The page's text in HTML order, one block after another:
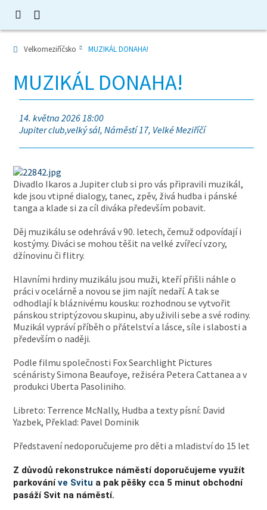
Velkomeziříčsko MUZIKÁL DONAHA!
MUZIKÁL DONAHA!
14. května 2026 18:00
Jupiter club,velký sál, Náměstí 17, Velké Meziříčí
Divadlo Ikaros a Jupiter club si pro vás připravili muzikál,
kde jsou vtipné dialogy, tanec, zpěv, živá hudba i pánské
tanga a klade si za cíl diváka především pobavit.
Děj muzikálu se odehrává v 90. letech, čemuž odpovídají i
kostýmy. Diváci se mohou těšit na velké zvířecí vzory,
džínovinu či flitry.
Hlavními hrdiny muzikálu jsou muži, kteří přišli náhle o
práci v ocelárně a novou se jim najít nedaří. A tak se
odhodlají k bláznivému kousku: rozhodnou se vytvořit
pánskou striptýzovou skupinu, aby uživili sebe a své rodiny.
Muzikál vypráví příběh o přátelství a lásce, síle i slabosti a
především o naději.
Podle filmu společnosti Fox Searchlight Pictures
scénáristy Simona Beaufoye, režiséra Petera Cattanea a v
produkci Uberta Pasoliniho.
Libreto: Terrence McNally, Hudba a texty písní: David
Yazbek, Překlad: Pavel Dominik
Představení nedoporučujeme pro děti a mladiství do 15 let
Z důvodů rekonstrukce náměstí doporučujeme využít
parkováníve Svitu a pak pěšky cca 5 minut obchodní
pasáží Svit na náměstí.